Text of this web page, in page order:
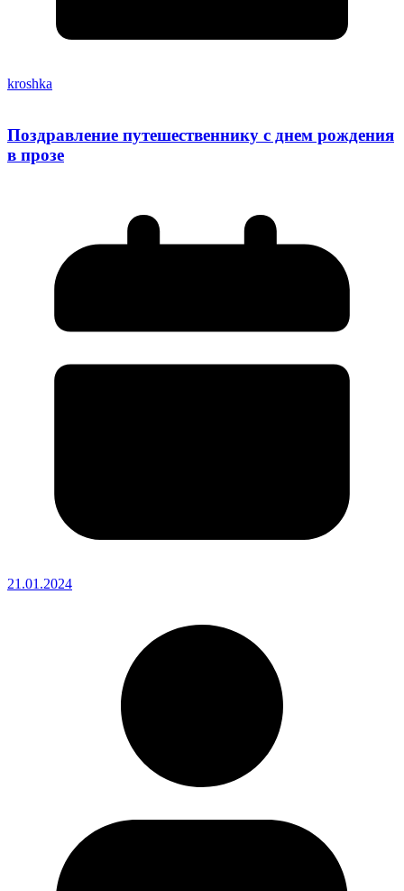
kroshka
Поздравление путешественнику с днем рождения
в прозе
21.01.2024